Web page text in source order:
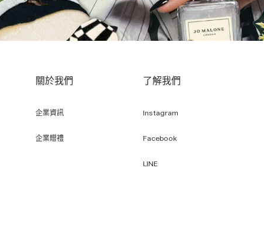
關於我們
企業資訊
企業贈禮
了解我們
Instagram
Facebook
LINE